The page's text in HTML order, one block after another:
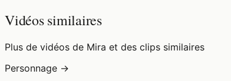
Vidéos similaires
Plus de vidéos de Mira et des clips similaires
Personnage →